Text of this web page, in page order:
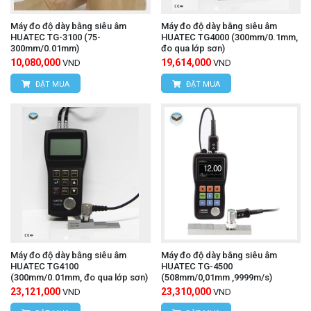
có khả năng đảo ngược (reverse anvil), với một mặt
phẳng và một mặt cong (dạng lưỡi dao hoặc hình
cầu). Điều này cho phép đo độ dày của:
Thấu kính (Lens Thickness): Đo độ dày của thấu
kính lồi hoặc lõm.
Thành ống/rãnh (Tube wall thickness/Groove
depth): Đo độ dày của thành ống hoặc độ sâu của
rãnh hẹp mà các mũi đo phẳng thông thường khó
tiếp cận.
Một số biến thể có thể đi kèm với mũi đo dạng bi
(ball point) kết hợp với đe phẳng hoặc đe lưỡi.
Vật liệu gốm (Ceramic) thường được sử dụng cho
Máy đo độ dày bằng siêu âm
HUATEC TG-3100 (75-
300mm/0.01mm)
10,080,000 VND
ĐẶT MUA
Máy đo độ dày bằng siêu âm
HUATEC TG4000 (300mm/0.1mm,
đo qua lớp sơn)
19,614,000 VND
ĐẶT MUA
Máy đo độ dày bằng siêu âm
HUATEC TG4100
(300mm/0.01mm, đo qua lớp sơn)
23,121,000 VND
Máy đo độ dày bằng siêu âm
HUATEC TG-4500
(508mm/0,01mm ,9999m/s)
23,310,000 VND